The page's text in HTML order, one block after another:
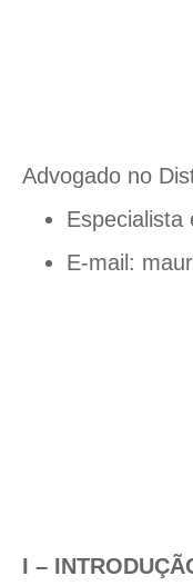
Advogado no
Especialista
E-mail:
I –